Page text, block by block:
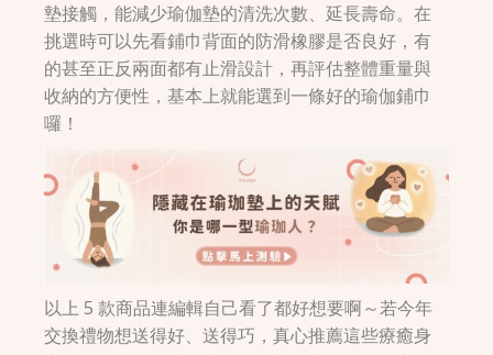
墊接觸，能減少瑜伽墊的清洗次數、延長壽命。在
挑選時可以先看鋪巾背面的防滑橡膠是否良好，有
的甚至正反兩面都有止滑設計，再評估整體重量與
收納的方便性，基本上就能選到一條好的瑜伽鋪巾
囉！
以上 5 款商品連編輯自己看了都好想要啊～若今年
交換禮物想送得好、送得巧，真心推薦這些療癒身